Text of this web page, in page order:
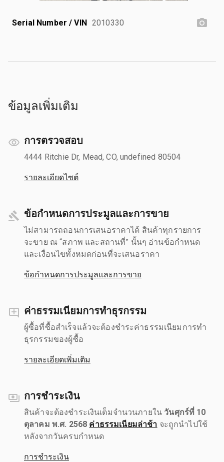
Serial Number / VIN 2010330
ข้อมูลเพิ่มเติม
การตรวจสอบ
4444 Ritchie Dr, Mead, CO, undefined 80504
รายละเอียดไซต์
ข้อกำหนดการประมูลและการขาย
ไม่สามารถถอนการเสนอราคาได้ สินค้าทุกรายการ
จะขาย ณ “สภาพ และสถานที่” นั้นๆ อ่านข้อกำหนด
และเงื่อนไขทั้งหมดก่อนที่จะเสนอราคา
ข้อกำหนดการประมูลและการขาย
ค่าธรรมเนียมการทำธุรกรรม
ผู้ซื้อที่ซื้อสำเร็จแล้วจะต้องชำระค่าธรรมเนียมการทำ
ธุรกรรมของผู้ซื้อ
รายละเอียดเพิ่มเติม
การชำระเงิน
สินค้าจะต้องชำระเงินเต็มจำนวนภายใน วันศุกร์ที่ 10
ตุลาคม พ.ศ. 2568 ค่าธรรมเนียมล่าช้า จะถูกนำไปใช้
หลังจากวันครบกำหนด
การชำระเงิน